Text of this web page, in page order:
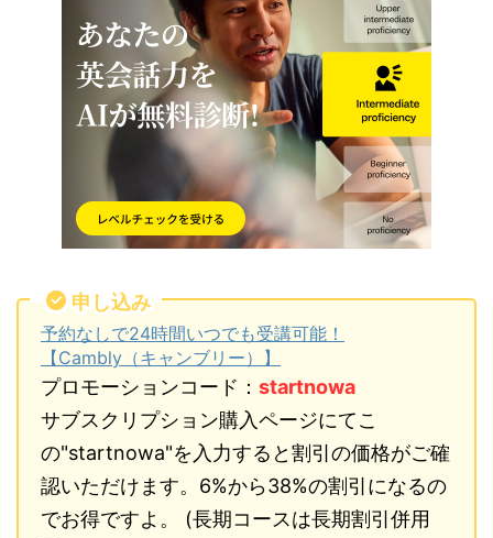
申し込み
予約なしで24時間いつでも受講可能！
【Cambly（キャンブリー）】
プロモーションコード： startnowa
サブスクリプション購入ページにてこ
の"startnowa"を入力すると割引の価格がご確
認いただけます。6%から38%の割引になるの
でお得ですよ。 (長期コースは長期割引併用